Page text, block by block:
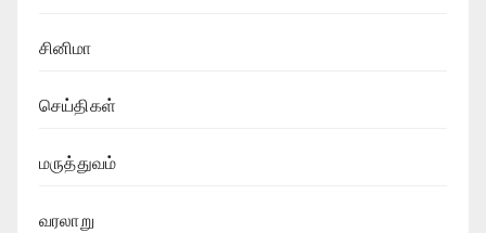
சினிமா
செய்திகள்
மருத்துவம்
வரலாறு